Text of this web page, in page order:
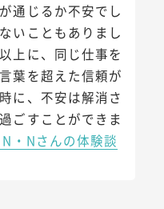
通じるか不安でし
いこともありまし
上に、同じ仕事を
葉を超えた信頼が
に、不安は解消さ
ごすことができま
・Nさんの体験談